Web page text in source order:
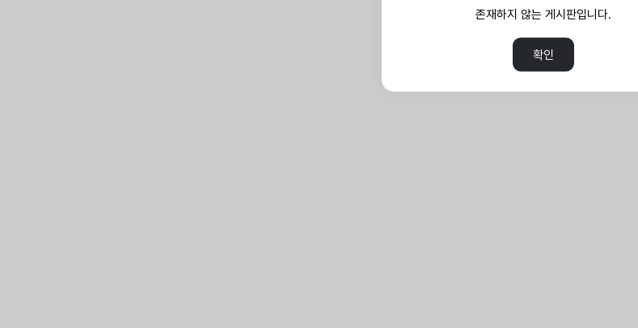
존재하지 않는 게시판입니다.
확인